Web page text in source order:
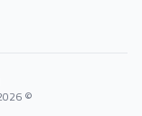
© 2026 Dlwaqty. جميع الحقوق محفوظة.